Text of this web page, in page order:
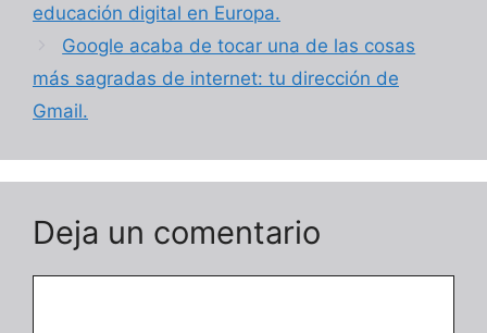
educación digital en Europa.
Google acaba de tocar una de las cosas
más sagradas de internet: tu dirección de
Gmail.
Deja un comentario